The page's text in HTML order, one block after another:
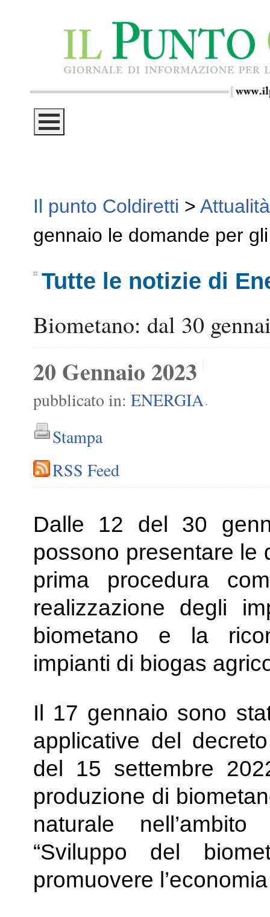
Il punto Coldiretti > Attualità
gennaio le domande per
Tutte le notizie di
Biometano: dal 30
20 Gennaio 2023
pubblicato in: ENERGIA -
Stampa
RSS Feed
Dalle 12 del 30
possono presentare le
prima procedura
realizzazione degli
biometano e la
impianti di biogas
Il 17 gennaio sono
applicative del
del 15 settembre
produzione di
naturale
“Sviluppo del
promuovere